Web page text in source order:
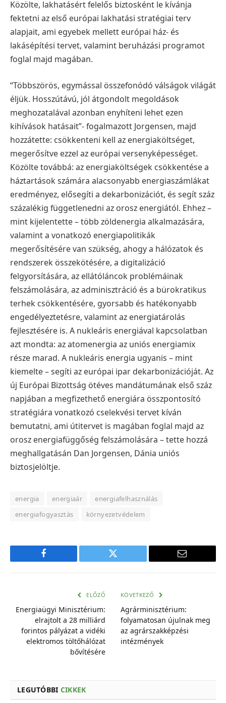
Közölte, lakhatásért felelős biztosként le kívánja
fektetni az első európai lakhatási stratégiai terv
alapjait, ami egyebek mellett európai ház- és
lakásépítési tervet, valamint beruházási programot
foglal majd magában.
“Többszörös, egymással összefonódó válságok világát
éljük. Hosszútávú, jól átgondolt megoldások
meghozatalával azonban enyhíteni lehet ezen
kihívások hatásait”- fogalmazott Jorgensen, majd
hozzátette: csökkenteni kell az energiaköltséget,
megerősítve ezzel az európai versenyképességet.
Közölte továbbá: az energiaköltségek csökkentése a
háztartások számára alacsonyabb energiaszámlákat
eredményez, elősegíti a dekarbonizációt, és segít száz
százalékig függetlenedni az orosz energiától. Ehhez –
mint kijelentette – több zöldenergia alkalmazására,
valamint a vonatkozó energiapolitikák
megerősítésére van szükség, ahogy a hálózatok és
rendszerek összekötésére, a digitalizáció
felgyorsítására, az ellátóláncok problémáinak
felszámolására, az adminisztráció és a bürokratikus
terhek csökkentésére, gyorsabb és hatékonyabb
engedélyeztetésre, valamint az energiatárolás
fejlesztésére is. A nukleáris energiával kapcsolatban
azt mondta: az atomenergia az uniós energiamix
része marad. A nukleáris energia ugyanis – mint
kiemelte – segíti az európai ipar dekarbonizációját. Az
új Európai Bizottság ötéves mandátumának első száz
napjában a megfizethető energiára összpontosító
stratégiára vonatkozó cselekvési tervet kíván
bemutatni, ami útitervet is magában foglal majd az
orosz energiafüggőség felszámolására – tette hozzá
meghallgatásán Dan Jorgensen, Dánia uniós
biztosjelöltje.
energia energiaár
energiafelhasználás
energiafogyasztás
környezetvédelem
Facebook Twitter
E-
ELŐZŐ
Energiaügyi Minisztérium:
elrajtolt a 28 milliárd
forintos pályázat a vidéki
elektromos töltőhálózat
bővítésére
KÖVETKEZŐ
Agrárminisztérium:
folyamatosan újulnak meg
az agrárszakképzési
intézmények
LEGUTÓBBI CIKKEK